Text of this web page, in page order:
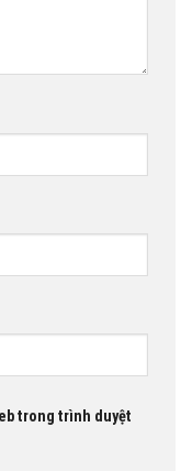
trong trình duyệt